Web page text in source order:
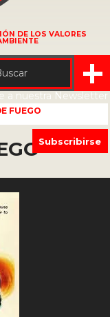
DE LOS VALORES
a nuestra Newsletter
FUEGO